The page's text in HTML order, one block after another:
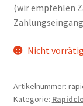
(wir empfehlen
Nicht vorrätig
Artikelnummer:
Kategorie: